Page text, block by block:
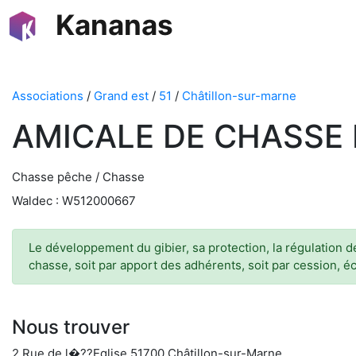
Kananas
Associations / Grand est / 51 / Châtillon-sur-marne
AMICALE DE CHASSE
Chasse pêche / Chasse
Waldec : W512000667
Le développement du gibier, sa protection, la régulation
chasse, soit par apport des adhérents, soit par cession,
Nous trouver